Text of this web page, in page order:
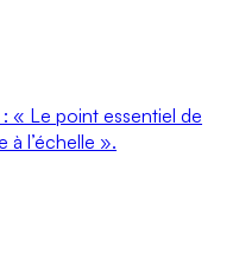
« Le point essentiel de
à l’échelle ».